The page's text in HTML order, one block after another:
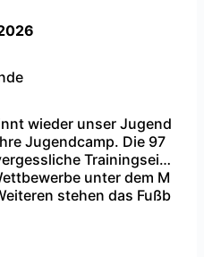
wieder unser Jugend
Jugendcamp. Die 97
Trainingsein
unter dem M
stehen das Fußb
auf dem Progr